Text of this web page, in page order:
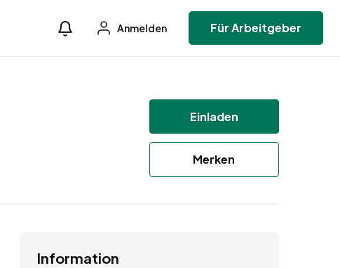
Anmelden Für Arbeitgeber
Einladen
Merken
Information